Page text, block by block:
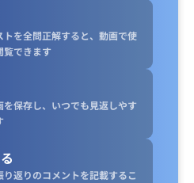
トを全問正解すると、動画で使
覧できます
を保存し、いつでも見返しやす
返りのコメントを記載するこ